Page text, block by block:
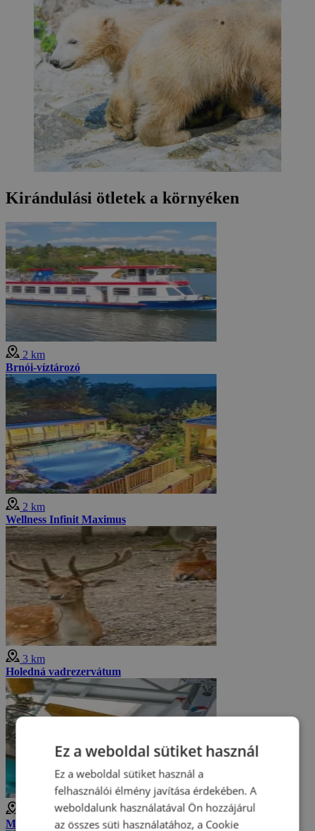
Kirándulási ötletek a környéken
2 km
Brnói-víztározó
2 km
Wellness Infinit Maximus
3 km
Holedná vadrezervátum
Műszaki Múzeum - Brnó
Ez a weboldal sütiket használ
Ez a weboldal sütiket használ a
felhasználói élmény javítása érdekében. A
weboldalunk használatával Ön hozzájárul
az összes süti használatához, a Cookie